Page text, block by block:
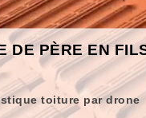
DE PÈRE EN
toiture par drone